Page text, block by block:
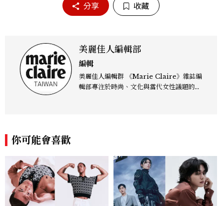
分享 收藏
美麗佳人編輯部
編輯
美麗佳人編輯群 《Marie Claire》雜誌編
輯部專注於時尚、文化與當代女性議題的深
視角與編輯直覺，引領讀者探索女性多元面
貌與生活品味風格的無限可能。
你可能會喜歡